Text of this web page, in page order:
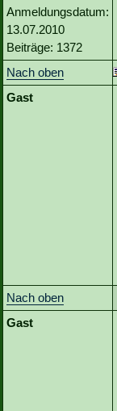
Anmeldungsdatum:
13.07.2010
Beiträge: 1372
Nach oben
Gast
Nach oben
Gast